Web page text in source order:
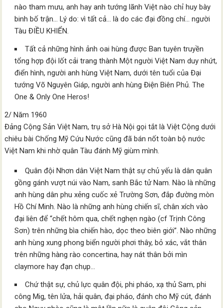
nào tham mưu, anh hay anh tướng lãnh Việt nào chỉ huy bày
binh bố trận… Lý do: vì tất cả… là do các đại đồng chí… người
Tàu ĐIỀU KHIỂN.
Tất cả những hình ảnh oai hùng được Ban tuyên truyền
tổng hợp đội lốt cải trang thành Một người Việt Nam duy nhứt,
điển hình, người anh hùng Việt Nam, dưới tên tuổi của Đại
tướng Võ Nguyên Giáp, người anh hùng Điện Biên Phủ. The
One & Only One Heros!
2/ Năm 1960
Đảng Cộng Sản Việt Nam, trụ sở Hà Nội gọi tắt là Việt Cộng dưới
chiêu bài Chống Mỹ Cứu Nước cũng đã bán nốt toàn bộ nước
Việt Nam khi nhờ quân Tàu đánh Mỹ giùm mình.
Quân đội Nhơn dân Việt Nam thật sự chủ yếu là dân quân
gồng gánh vượt núi vào Nam, sanh Bắc tử Nam. Nào là những
anh hùng dân phu xẻng cuốc xẻ Trường Sơn, đắp đường mòn
Hồ Chí Minh. Nào là những anh hùng chiến sĩ, chân xích vào
đại liên để “chết hôm qua, chết nghẹn ngào (cf Trịnh Công
Sơn) trên những bìa chiến hào, dọc theo biên giới”. Nào những
anh hùng xung phong biển người phơi thây, bỏ xác, vắt thân
trên những hàng rào concertina, hay nát thân bởi mìn
claymore hay đạn chụp…
Chứ thật sự, chủ lực quân đội, phi pháo, xạ thủ Sam, phi
công Mig, tên lửa, hải quân, đại pháo, đánh cho Mỹ cút, đánh